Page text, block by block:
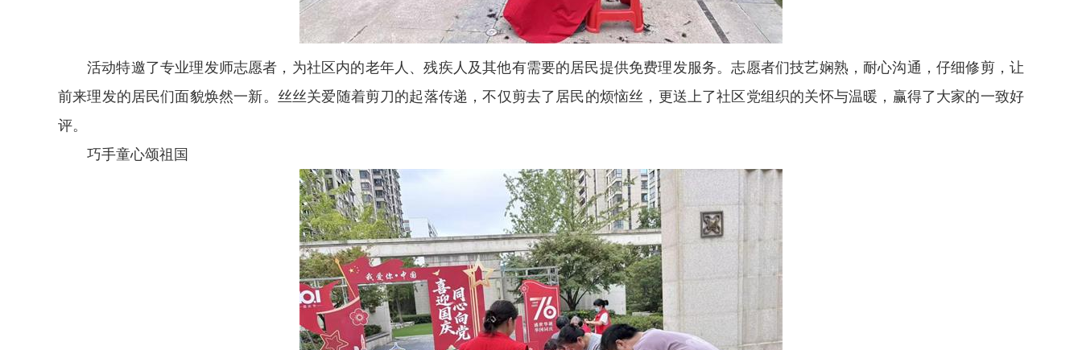
活动特邀了专业理发师志愿者，为社区内的老年人、残疾人及其他有需要的居民提供免费理发服务。志愿者们技艺娴熟，耐心沟通，仔细修剪，让
前来理发的居民们面貌焕然一新。丝丝关爱随着剪刀的起落传递，不仅剪去了居民的烦恼丝，更送上了社区党组织的关怀与温暖，赢得了大家的一致好
评。
巧手童心颂祖国